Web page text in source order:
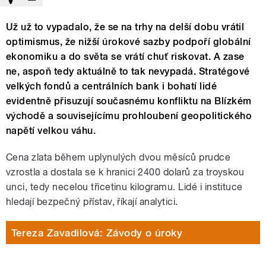
Už už to vypadalo, že se na trhy na delší dobu vrátil
optimismus, že nižší úrokové sazby podpoří globální
ekonomiku a do světa se vrátí chuť riskovat. A zase
ne, aspoň tedy aktuálně to tak nevypadá. Stratégové
velkých fondů a centrálních bank i bohatí lidé
evidentně přisuzují současnému konfliktu na Blízkém
východě a souvisejícímu prohloubení geopolitického
napětí velkou váhu.
Cena zlata během uplynulých dvou měsíců prudce
vzrostla a dostala se k hranici 2400 dolarů za troyskou
unci, tedy necelou třicetinu kilogramu. Lidé i instituce
hledají bezpečný přístav, říkají analytici.
Tereza Zavadilová: Závody o úroky